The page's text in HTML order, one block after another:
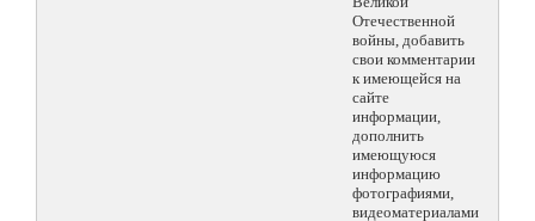
Отечественной
войны, добавить
свои комментарии
к имеющейся на
сайте
информации,
дополнить
имеющуюся
информацию
фотографиями,
видеоматериалами